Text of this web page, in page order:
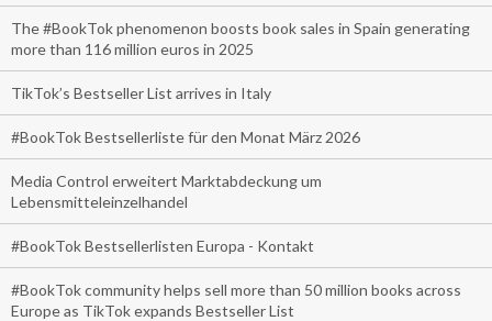
The #BookTok phenomenon boosts book sales in Spain generating
more than 116 million euros in 2025
TikTok’s Bestseller List arrives in Italy
#BookTok Bestsellerliste für den Monat März 2026
Media Control erweitert Marktabdeckung um
Lebensmitteleinzelhandel
#BookTok Bestsellerlisten Europa - Kontakt
#BookTok community helps sell more than 50 million books across
Europe as TikTok expands Bestseller List